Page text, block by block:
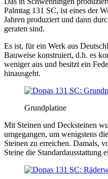
Palmtag 131 SC, ist eines der
Jahren produziert und dann
geraten sind.
Es ist, für ein Werk aus
Bauweise konstruiert, d.h. es
weniger aus und besitzt ein
hinausgeht.
Grundplatine
Mit Steinen und Decksteinen
umgegangen, um wenigstens
Steinen zu erreichen. Damals,
Steine die Standardausstattung